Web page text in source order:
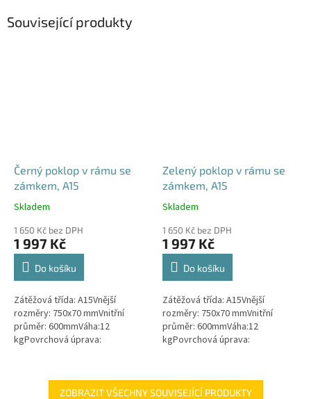
Související produkty
Černý poklop v rámu se
zámkem, A15
Průměrné
produktu
je
4,5
hvězdiček.
Skladem
1 650 Kč bez DPH
1 997 Kč
Do košíku
Zátěžová třída: A15Vnější
rozměry: 750x70 mmVnitřní
průměr: 600mmVáha:12
kgPovrchová úprava:
vybaven 2 šrouby pro...
Zelený poklop v rámu se
zámkem, A15
Průměrné
produktu
je
4,6
hvězdiček.
Skladem
1 650 Kč bez DPH
1 997 Kč
Do košíku
Zátěžová třída: A15Vnější
rozměry: 750x70 mmVnitřní
průměr: 600mmVáha:12
kgPovrchová úprava:
pro uzamčení/zajištění...
ZOBRAZIT VŠECHNY SOUVISEJÍCÍ PRODUKTY